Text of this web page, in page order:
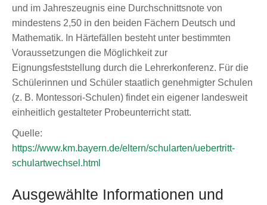
und im Jahreszeugnis eine Durchschnittsnote von
mindestens 2,50 in den beiden Fächern Deutsch und
Mathematik. In Härtefällen besteht unter bestimmten
Voraussetzungen die Möglichkeit zur
Eignungsfeststellung durch die Lehrerkonferenz. Für die
Schülerinnen und Schüler staatlich genehmigter Schulen
(z. B. Montessori-Schulen) findet ein eigener landesweit
einheitlich gestalteter Probeunterricht statt.
Quelle:
https://www.km.bayern.de/eltern/schularten/uebertritt-
schulartwechsel.html
Ausgewählte Informationen und